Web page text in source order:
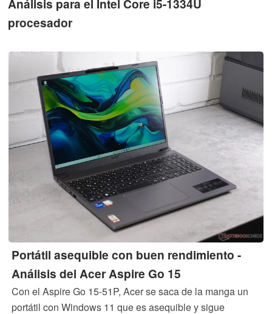
Análisis para el Intel Core i5-1334U
procesador
Portátil asequible con buen rendimiento -
Análisis del Acer Aspire Go 15
Con el Aspire Go 15-51P, Acer se saca de la manga un
portátil con Windows 11 que es asequible y sigue